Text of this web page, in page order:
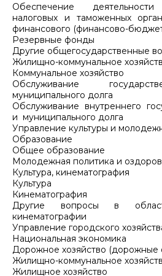
Обеспечение
налоговых и таможенных
финансового (финансово-
Резервные фонды
Другие общегосударственные
Жилищно-коммунальное
Коммунальное хозяйство
Обслуживание
муниципального долга
Обслуживание внутреннего
и муниципального долга
Управление культуры и
Образование
Общее образование
Молодежная политика и
Культура, кинематография
Культура
Кинематография
Другие вопросы в
кинематографии
Управление городского
Национальная экономика
Дорожное хозяйство (дорожные
Жилищно-коммунальное
Жилищное хозяйство